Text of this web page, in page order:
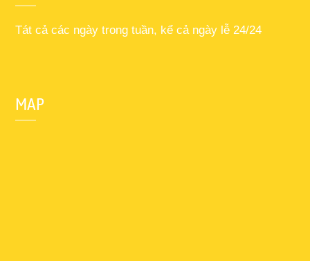
Tát cả các ngày trong tuần, kể cả ngày lễ 24/24
MAP